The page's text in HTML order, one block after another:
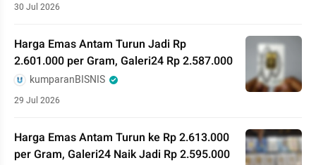
30 Jul 2026
Harga Emas Antam Turun Jadi Rp
2.601.000 per Gram, Galeri24 Rp 2.587.000
kumparanBISNIS
29 Jul 2026
Harga Emas Antam Turun ke Rp 2.613.000
per Gram, Galeri24 Naik Jadi Rp 2.595.000